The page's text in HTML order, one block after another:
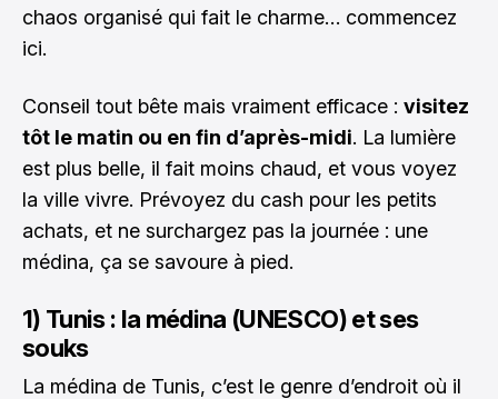
chaos organisé qui fait le charme… commencez
ici.
Conseil tout bête mais vraiment efficace : visitez
tôt le matin ou en fin d’après-midi. La lumière
est plus belle, il fait moins chaud, et vous voyez
la ville vivre. Prévoyez du cash pour les petits
achats, et ne surchargez pas la journée : une
médina, ça se savoure à pied.
1) Tunis : la médina (UNESCO) et ses
souks
La médina de Tunis, c’est le genre d’endroit où il